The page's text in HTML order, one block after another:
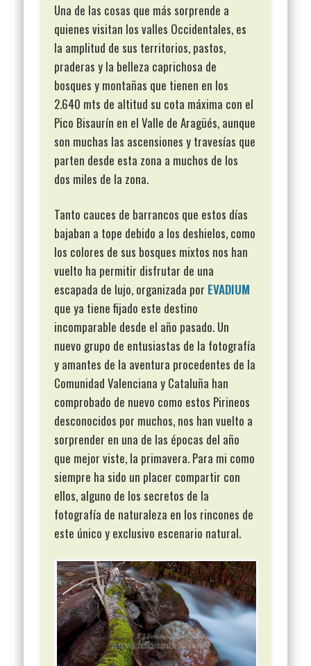
Una de las cosas que más sorprende a
quienes visitan los valles Occidentales, es
la amplitud de sus territorios, pastos,
praderas y la belleza caprichosa de
bosques y montañas que tienen en los
2.640 mts de altitud su cota máxima con el
Pico Bisaurín en el Valle de Aragüés, aunque
son muchas las ascensiones y travesías que
parten desde esta zona a muchos de los
dos miles de la zona.
Tanto cauces de barrancos que estos días
bajaban a tope debido a los deshielos, como
los colores de sus bosques mixtos nos han
vuelto ha permitir disfrutar de una
escapada de lujo, organizada por EVADIUM
que ya tiene fijado este destino
incomparable desde el año pasado. Un
nuevo grupo de entusiastas de la fotografía
y amantes de la aventura procedentes de la
Comunidad Valenciana y Cataluña han
comprobado de nuevo como estos Pirineos
desconocidos por muchos, nos han vuelto a
sorprender en una de las épocas del año
que mejor viste, la primavera. Para mi como
siempre ha sido un placer compartir con
ellos, alguno de los secretos de la
fotografía de naturaleza en los rincones de
este único y exclusivo escenario natural.